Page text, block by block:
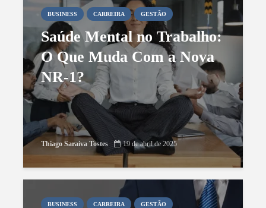
BUSINESS CARREIRA GESTÃO
Saúde Mental no Trabalho:
O Que Muda Com a Nova
NR-1?
Thiago Saraiva Tostes 19 de abril de 2025
BUSINESS CARREIRA GESTÃO